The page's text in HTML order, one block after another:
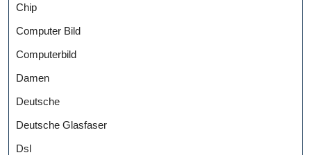
Chip
Computer Bild
Computerbild
Damen
Deutsche
Deutsche Glasfaser
Dsl